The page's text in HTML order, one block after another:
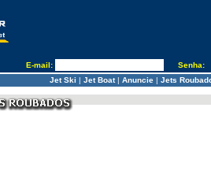
E-mail:
Senha:
Jet Ski | Jet Boat| Anuncie| Jets